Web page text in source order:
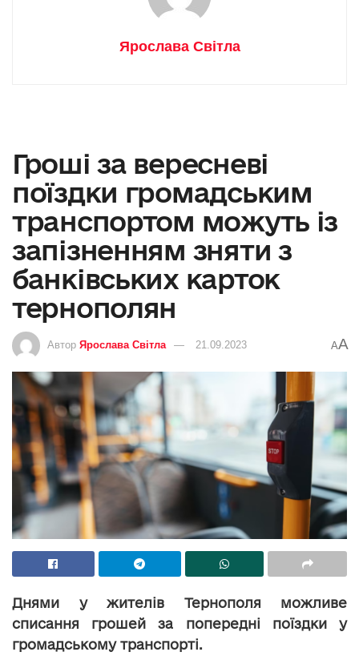
Ярослава Світла
Гроші за вересневі
поїздки громадським
транспортом можуть із
запізненням зняти з
банківських карток
тернополян
Автор Ярослава Світла 21.09.2023 AA
Днями у жителів Тернополя можливе
списання грошей за попередні поїздки у
громадському транспорті.